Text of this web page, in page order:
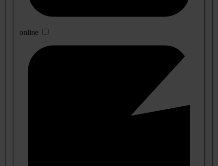
online